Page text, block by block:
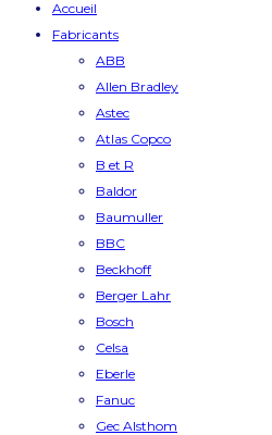
Accueil
Fabricants
ABB
Allen Bradley
Astec
Atlas Copco
B et R
Baldor
Baumuller
BBC
Beckhoff
Berger Lahr
Bosch
Celsa
Eberle
Fanuc
Gec Alsthom